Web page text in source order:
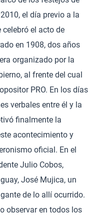
el día previo a la
el acto de
en 1908, dos años
organizado por la
al frente del cual
PRO. En los días
verbales entre él y la
finalmente la
acontecimiento y
oficial. En el
Julio Cobos,
José Mujica, un
de lo allí ocurrido.
observar en todos los